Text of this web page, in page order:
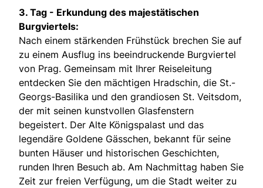
3. Tag - Erkundung des majestätischen
Burgviertels:
Nach einem stärkenden Frühstück brechen Sie auf
zu einem Ausflug ins beeindruckende Burgviertel
von Prag. Gemeinsam mit Ihrer Reiseleitung
entdecken Sie den mächtigen Hradschin, die St.-
Georgs-Basilika und den grandiosen St. Veitsdom,
der mit seinen kunstvollen Glasfenstern
begeistert. Der Alte Königspalast und das
legendäre Goldene Gässchen, bekannt für seine
bunten Häuser und historischen Geschichten,
runden Ihren Besuch ab. Am Nachmittag haben Sie
Zeit zur freien Verfügung, um die Stadt weiter zu